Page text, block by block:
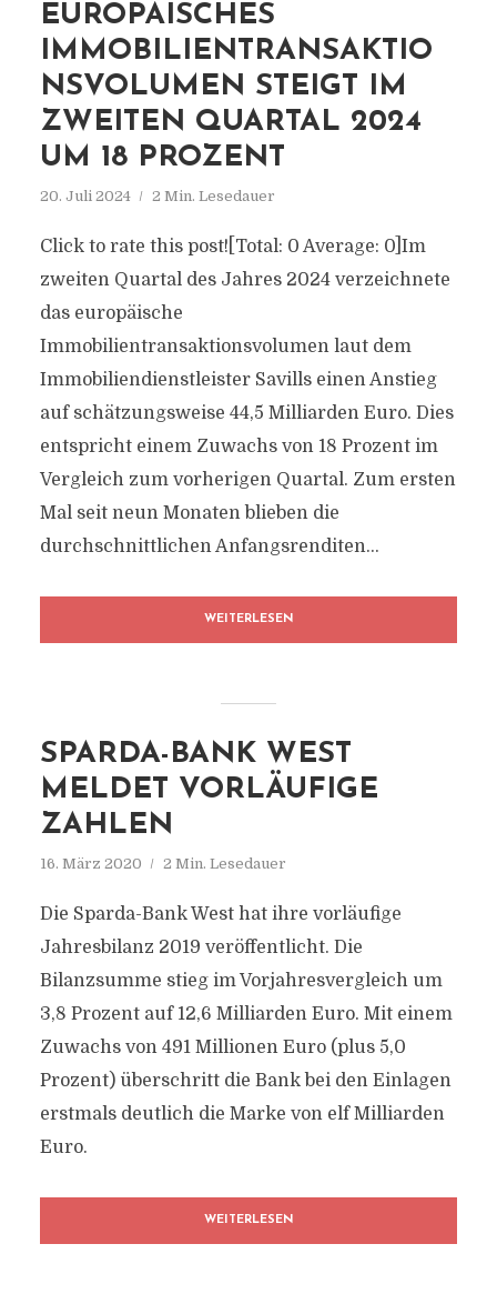
EUROPÄISCHES
IMMOBILIENTRANSAKTIO
NSVOLUMEN STEIGT IM
ZWEITEN QUARTAL 2024
UM 18 PROZENT
20. Juli 2024 2 Min. Lesedauer
Click to rate this post![Total: 0 Average: 0]Im
zweiten Quartal des Jahres 2024 verzeichnete
das europäische
Immobilientransaktionsvolumen laut dem
Immobiliendienstleister Savills einen Anstieg
auf schätzungsweise 44,5 Milliarden Euro. Dies
entspricht einem Zuwachs von 18 Prozent im
Vergleich zum vorherigen Quartal. Zum ersten
Mal seit neun Monaten blieben die
durchschnittlichen Anfangsrenditen...
WEITERLESEN
SPARDA-BANK WEST
MELDET VORLÄUFIGE
ZAHLEN
16. März 2020 2 Min. Lesedauer
Die Sparda-Bank West hat ihre vorläufige
Jahresbilanz 2019 veröffentlicht. Die
Bilanzsumme stieg im Vorjahresvergleich um
3,8 Prozent auf 12,6 Milliarden Euro. Mit einem
Zuwachs von 491 Millionen Euro (plus 5,0
Prozent) überschritt die Bank bei den Einlagen
erstmals deutlich die Marke von elf Milliarden
Euro.
WEITERLESEN